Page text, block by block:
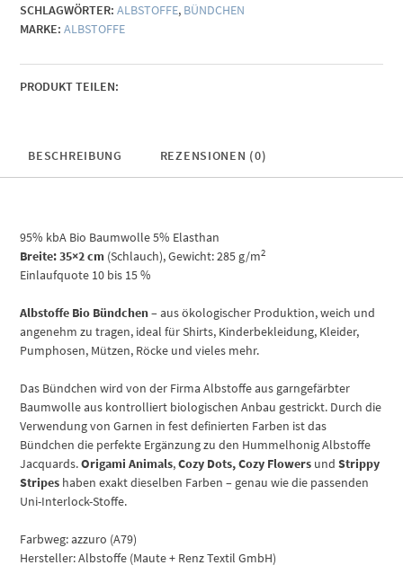
SCHLAGWÖRTER: ALBSTOFFE, BÜNDCHEN
MARKE:ALBSTOFFE
PRODUKT TEILEN:
BESCHREIBUNG REZENSIONEN (0)
95% kbA Bio Baumwolle 5% Elasthan
Breite: 35×2 cm (Schlauch), Gewicht: 285 g/m2
Einlaufquote 10 bis 15 %
Albstoffe Bio Bündchen– aus ökologischer Produktion, weich und
angenehm zu tragen, ideal für Shirts, Kinderbekleidung, Kleider,
Pumphosen, Mützen, Röcke und vieles mehr.
Das Bündchen wird von der Firma Albstoffe aus garngefärbter
Baumwolle aus kontrolliert biologischen Anbau gestrickt. Durch die
Verwendung von Garnen in fest definierten Farben ist das
Bündchen die perfekte Ergänzung zu den Hummelhonig Albstoffe
Jacquards.Origami Animals,Cozy Dots, Cozy Flowers undStrippy
Stripes haben exakt dieselben Farben – genau wie die passenden
Uni-Interlock-Stoffe.
Farbweg: azzuro (A79)
Hersteller: Albstoffe (Maute + Renz Textil GmbH)